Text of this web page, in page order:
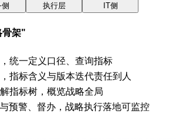
执行层 IT侧
架"
统一定义口径、查询指标
指标含义与版本迭代责任到人
指标树，概览战略全局
预警、督办，战略执行落地可监控